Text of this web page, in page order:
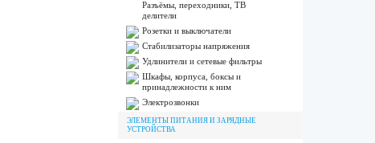
Разъёмы, переходники, ТВ
делители
Розетки и выключатели
Стабилизаторы напряжения
Удлинители и сетевые фильтры
Шкафы, корпуса, боксы и
принадлежности к ним
Электрозвонки
ЭЛЕМЕНТЫ ПИТАНИЯ И ЗАРЯДНЫЕ
УСТРОЙСТВА